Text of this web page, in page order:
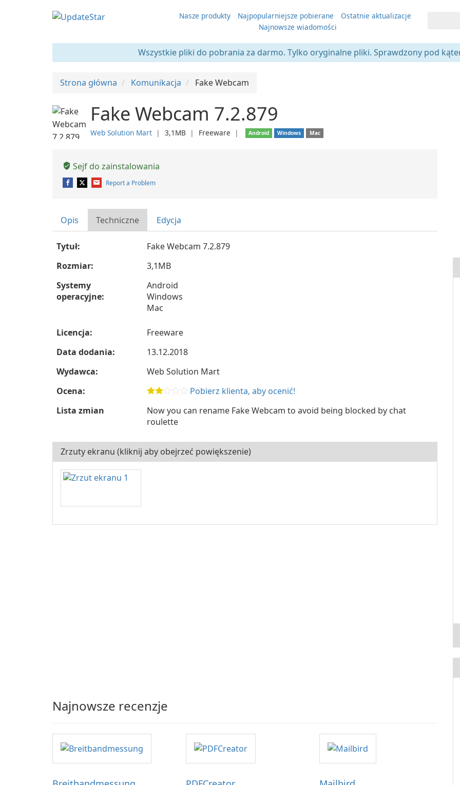
Nasze produkty Najpopularniejsze pobierane
Ostatnie aktualizacje
Najnowsze wiadomości
Wszystkie pliki do pobrania za darmo. Tylko oryginalne pliki. Sprawdzony pod
Strona główna Komunikacja Fake Webcam
Fake Webcam 7.2.879
Web Solution Mart ❘ 3,1MB ❘ Freeware ❘ Android Windows Mac
Sejf do zainstalowania
Report a Problem
Opis Techniczne Edycja
Tytuł:
Fake Webcam 7.2.879
Rozmiar:
3,1MB
Systemy
operacyjne:
Android
Windows
Mac
Licencja:
Freeware
Data dodania:
13.12.2018
Wydawca:
Web Solution Mart
Ocena:
Pobierz klienta, aby ocenić!
Lista zmian
Now you can rename Fake Webcam to avoid being blocked by chat
roulette
Zrzuty ekranu (kliknij aby obejrzeć powiększenie)
Najnowsze recenzje